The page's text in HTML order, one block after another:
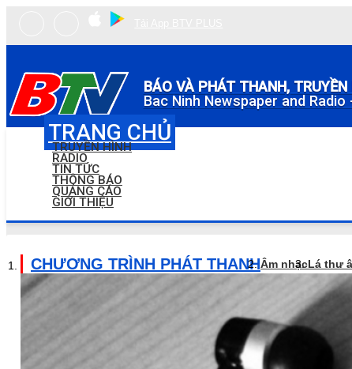
BÁO VÀ PHÁT THANH, TRUYỀN
Bac Ninh Newspaper and Radio
TRANG CHỦ
TRUYỀN HÌNH
RADIO
TIN TỨC
THÔNG BÁO
QUẢNG CÁO
GIỚI THIỆU
CHƯƠNG TRÌNH PHÁT THANHÂm nhạcLá thư